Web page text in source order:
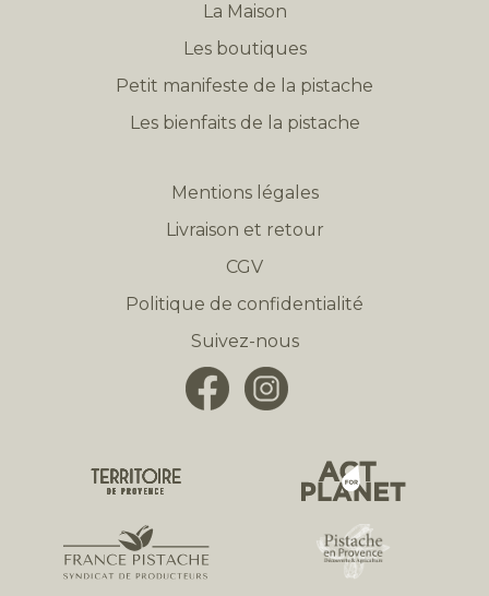
La Maison
Les boutiques
Petit manifeste de la pistache
Les bienfaits de la pistache
Mentions légales
Livraison et retour
CGV
Politique de confidentialité
Suivez-nous